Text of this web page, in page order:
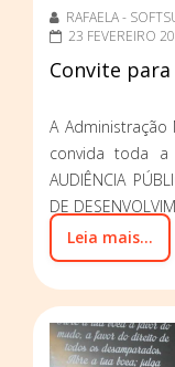
RAFAELA -
23 FEVEREIRO
Convite
A
convida toda a
AUDIÊNCIA
DE
Leia mais...